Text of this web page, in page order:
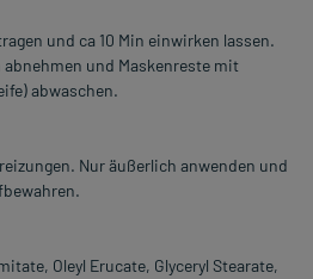
und ca 10 Min einwirken lassen.
und Maskenreste mit
abwaschen.
Nur äußerlich anwenden und
Oleyl Erucate, Glyceryl Stearate,